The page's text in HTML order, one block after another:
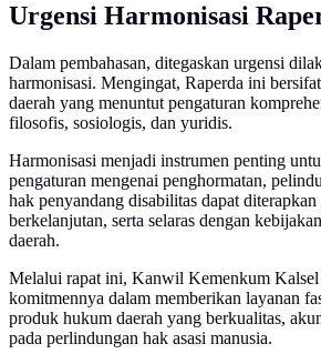
Urgensi Harmonisasi
Dalam pembahasan, ditegaskan urgensi
harmonisasi. Mengingat, Raperda ini
daerah yang menuntut pengaturan
filosofis, sosiologis, dan yuridis.
Harmonisasi menjadi instrumen penting
pengaturan mengenai penghormatan,
hak penyandang disabilitas dapat diterapkan
berkelanjutan, serta selaras dengan
daerah.
Melalui rapat ini, Kanwil Kemenkum Kalsel
komitmennya dalam memberikan layanan
produk hukum daerah yang berkualitas,
pada perlindungan hak asasi manusia.